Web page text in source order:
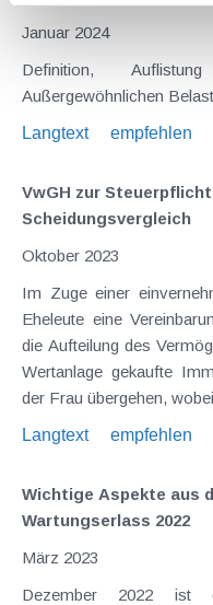
Januar 2024
Definition,
Außergewöhnlichen
Langtext
empfehlen
VwGH zur
Scheidungsvergleich
Oktober 2023
Im Zuge einer
Eheleute eine
die Aufteilung des
Wertanlage gekaufte
der Frau übergehen,
Langtext
empfehlen
Wichtige Aspekte aus
Wartungserlass 2022
März 2023
Dezember 2022 ist